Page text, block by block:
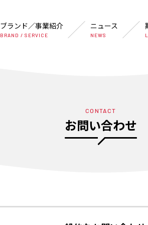
ブランド／事業紹介
BRAND / SERVICE
ニュース
NEWS
CONTACT
お問い合わせ